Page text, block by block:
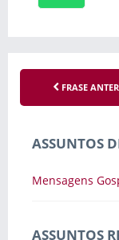
FRASE
ASSUNTOS
Mensagens
ASSUNTOS